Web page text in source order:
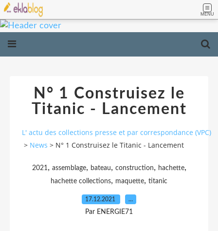
MENU
N° 1 Construisez le
Titanic - Lancement
L' actu des collections presse et par correspondance (VPC)
> News > N° 1 Construisez le Titanic - Lancement
2021 , assemblage, bateau, construction, hachette,
hachette collections, maquette, titanic
17.12.2021 …
Par ENERGIE71